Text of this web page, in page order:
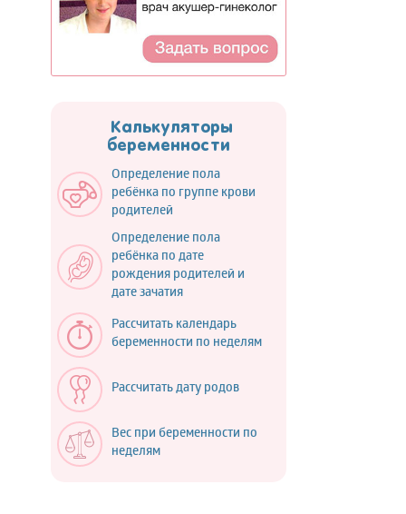
Калькуляторы
беременности
Определение пола
ребёнка по группе крови
родителей
Определение пола
ребёнка по дате
рождения родителей и
дате зачатия
Рассчитать календарь
беременности по неделям
Рассчитать дату родов
Вес при беременности по
неделям